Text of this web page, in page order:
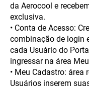
da Aerocool e
exclusiva.
• Conta de Acesso:
combinação de login
cada Usuário do
ingressar na área
• Meu Cadastro:
Usuários inserem